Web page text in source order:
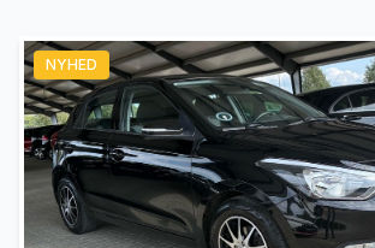
Dæktryksystem
El-klapbare sidespejle med varme
El-ruder x4
NYHED